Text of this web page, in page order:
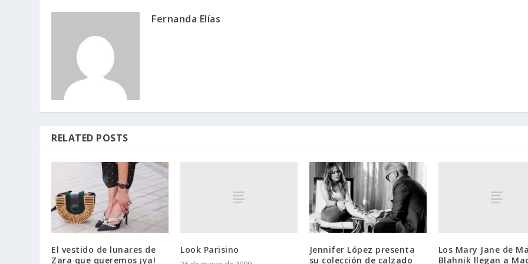
Fernanda Elías
RELATED POSTS
El vestido de lunares de
Zara que queremos ¡ya!
Look Parisino
Jennifer López presenta
su colección de calzado
Los Mary Jane de
Blahnik llegan a